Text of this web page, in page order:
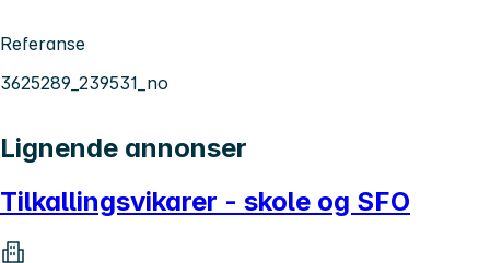
Referanse
3625289_239531_no
Lignende annonser
Tilkallingsvikarer - skole og SFO